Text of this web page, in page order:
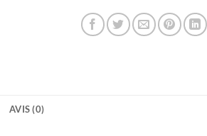
AVIS (0)